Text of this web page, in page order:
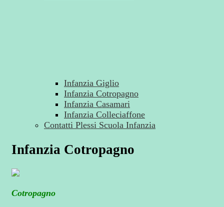
Infanzia Giglio
Infanzia Cotropagno
Infanzia Casamari
Infanzia Colleciaffone
Contatti Plessi Scuola Infanzia
Infanzia Cotropagno
Cotropagno